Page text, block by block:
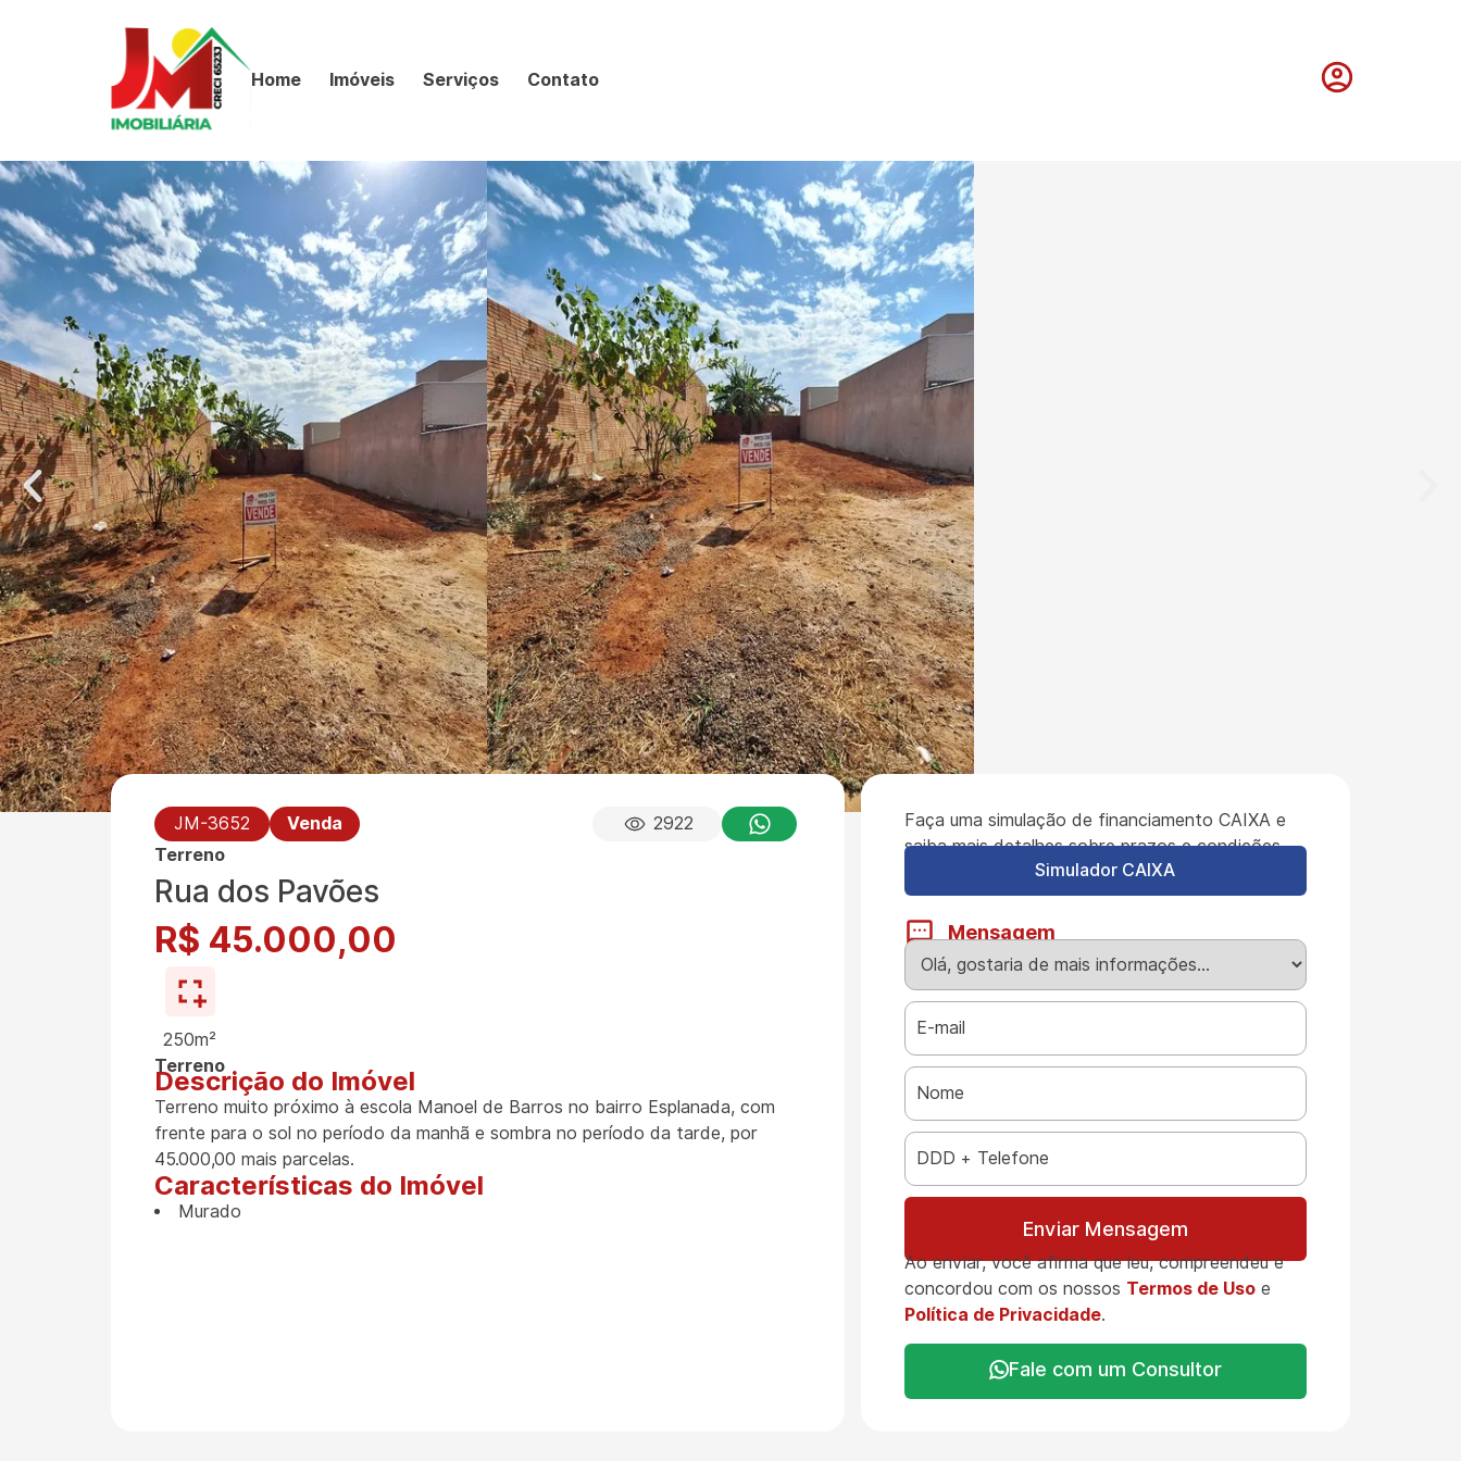
Home Imóveis Serviços Contato
JM-3652 Venda
2922
Terreno
Rua dos Pavões
R$ 45.000,00
250m²
Terreno
Descrição do Imóvel
Terreno muito próximo à escola Manoel de Barros no bairro Esplanada, com
frente para o sol no período da manhã e sombra no período da tarde, por
45.000,00 mais parcelas.
Características do Imóvel
Murado
Faça uma simulação de financiamento CAIXA e
saiba mais detalhes sobre prazos e condições.
Simulador CAIXA
Mensagem
Enviar Mensagem
Ao enviar, você afirma que leu, compreendeu e
concordou com os nossos Termos de Usoe
Política de Privacidade.
Fale com um Consultor